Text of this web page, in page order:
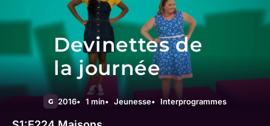
Devinettes de
la journée
G 2016 1 min Jeunesse Interprogrammes